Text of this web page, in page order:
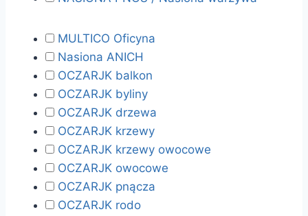
MULTICO Oficyna
Nasiona ANICH
OCZARJK balkon
OCZARJK byliny
OCZARJK drzewa
OCZARJK krzewy
OCZARJK krzewy owocowe
OCZARJK owocowe
OCZARJK pnącza
OCZARJK rodo